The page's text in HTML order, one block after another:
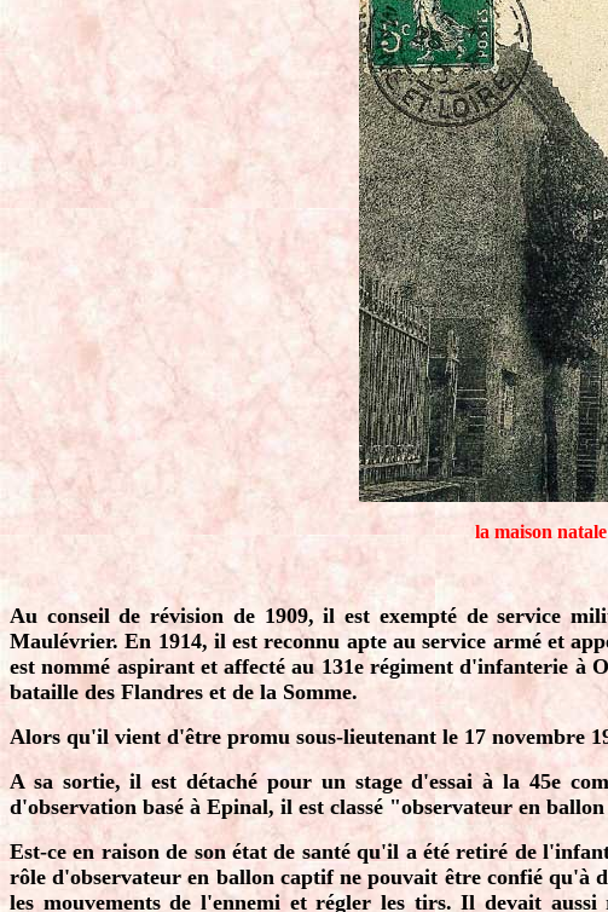
la maison
Au conseil de révision de 1909, il est exempté de service
Maulévrier. En 1914, il est reconnu apte au service armé et
est nommé aspirant et affecté au 131e régiment d'infanterie à
bataille des Flandres et de la Somme.
Alors qu'il vient d'être promu sous-lieutenant le 17 novembre
A sa sortie, il est détaché pour un stage d'essai à la 45e
d'observation basé à Epinal, il est classé "observateur en
Est-ce en raison de son état de santé qu'il a été retiré de
rôle d'observateur en ballon captif ne pouvait être confié qu'à
les mouvements de l'ennemi et régler les tirs. Il devait aussi